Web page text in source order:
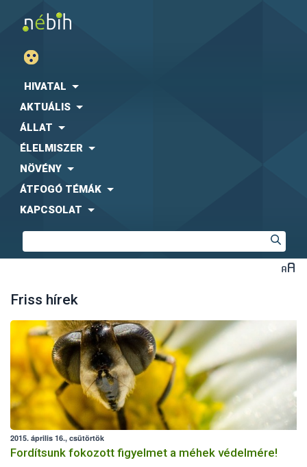
HIVATAL
AKTUÁLIS
ÁLLAT
ÉLELMISZER
NÖVÉNY
ÁTFOGÓ TÉMÁK
KAPCSOLAT
Friss hírek
2015. április 16., csütörtök
Fordítsunk fokozott figyelmet a méhek védelmére!